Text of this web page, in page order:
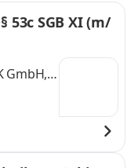
53c SGB XI (m/
GmbH,